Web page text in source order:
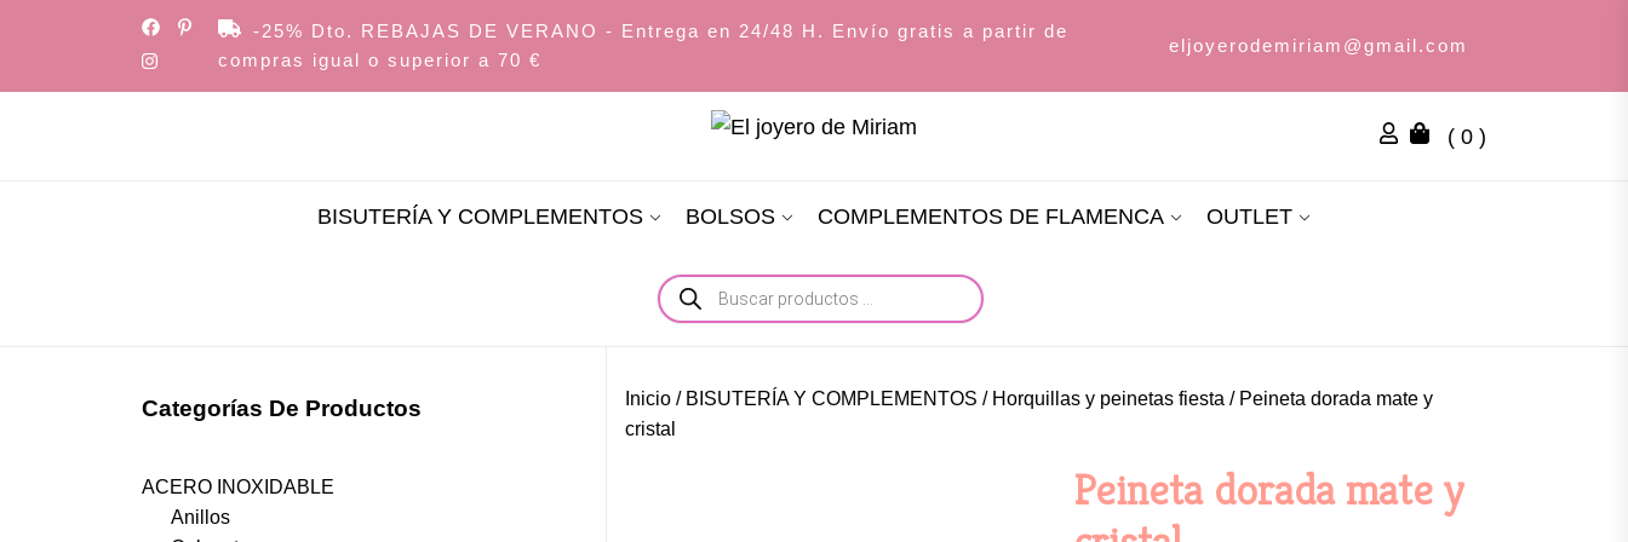
-25% Dto. REBAJAS DE VERANO - Entrega en 24/48 H. Envío gratis a partir de
compras igual o superior a 70 €
eljoyerodemiriam@gmail.com
joyero
Miriam
( 0 )
BISUTERÍA Y COMPLEMENTOS BOLSOS COMPLEMENTOS DE FLAMENCA OUTLET
Búsqueda
de
productos
Inicio / BISUTERÍA Y COMPLEMENTOS / Horquillas y peinetas fiesta / Peineta dorada mate y
cristal
Peineta dorada mate y
Categorías De Productos
ACERO INOXIDABLE
Anillos